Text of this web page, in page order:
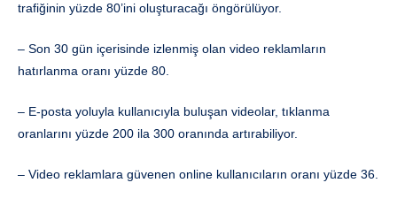
trafiğinin yüzde 80’ini oluşturacağı öngörülüyor.
– Son 30 gün içerisinde izlenmiş olan video reklamların
hatırlanma oranı yüzde 80.
– E-posta yoluyla kullanıcıyla buluşan videolar, tıklanma
oranlarını yüzde 200 ila 300 oranında artırabiliyor.
– Video reklamlara güvenen online kullanıcıların oranı yüzde 36.